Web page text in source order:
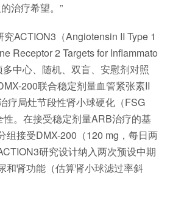
治疗希望。”
ACTION3（Angiotensin II Type 1
Receptor 2 Targets for Inflammato
中心、随机、双盲、安慰剂对照
200联合稳定剂量血管紧张素II
疗局灶节段性肾小球硬化（FSG
。在接受稳定剂量ARB治疗的基
组接受DMX-200（120 mg，每日两
研究设计纳入两次预设中期
和肾功能（估算肾小球滤过率斜